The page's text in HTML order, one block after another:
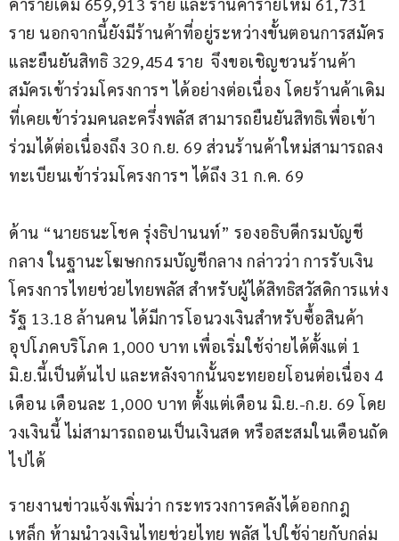
ราย นอกจากนี้ยังมีร้านค้าที่อยู่ระหว่างขั้นตอนการสมัคร
และยืนยันสิทธิ 329,454 ราย  จึงขอเชิญชวนร้านค้า
สมัครเข้าร่วมโครงการฯ ได้อย่างต่อเนื่อง โดยร้านค้าเดิม
ที่เคยเข้าร่วมคนละครึ่งพลัส สามารถยืนยันสิทธิเพื่อเข้า
ร่วมได้ต่อเนื่องถึง 30 ก.ย. 69 ส่วนร้านค้าใหม่สามารถลง
ทะเบียนเข้าร่วมโครงการฯ ได้ถึง 31 ก.ค. 69
ด้าน “นายธนะโชค รุ่งธิปานนท์” รองอธิบดีกรมบัญชี
กลาง ในฐานะโฆษกกรมบัญชีกลาง กล่าวว่า การรับเงิน
โครงการไทยช่วยไทยพลัส สำหรับผู้ได้สิทธิสวัสดิการแห่ง
รัฐ 13.18 ล้านคน ได้มีการโอนวงเงินสำหรับซื้อสินค้า
อุปโภคบริโภค 1,000 บาท เพื่อเริ่มใช้จ่ายได้ตั้งแต่ 1
มิ.ย.นี้เป็นต้นไป และหลังจากนั้นจะทยอยโอนต่อเนื่อง 4
เดือน เดือนละ 1,000 บาท ตั้งแต่เดือน มิ.ย.-ก.ย. 69 โดย
วงเงินนี้ ไม่สามารถถอนเป็นเงินสด หรือสะสมในเดือนถัด
ไปได้
รายงานข่าวแจ้งเพิ่มว่า กระทรวงการคลังได้ออกกฎ
เหล็ก ห้ามนำวงเงินไทยช่วยไทย พลัส ไปใช้จ่ายกับกลุ่ม